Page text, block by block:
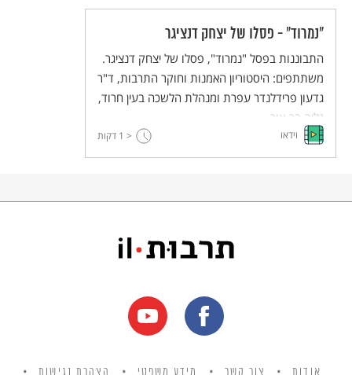
אנשים רבים, אך השפעתה הייתה רבה. שיריו של
רטוש משופעים בעוצמה רטורית רבה, ומילות
שיריו מהלכות קסם על השומעים אותן. רטוש גם
חידש מילים בשפה העברית, ובאחרונה יצא ספר
העוסק בתחדישיו.
"נמרוד" - פסלו של יצחק דנציגר
התבוננות בפסל "נמרוד", פסלו של יצחק דנציגר.
משתתפים: היסטוריון האמנות וחוקר התרבות, ד"ר
גדעון פרידלנדר עפרת ומנהלת הלשכה בעין חרוד,
גליה בר-אור.
וידאו < 1 דקות